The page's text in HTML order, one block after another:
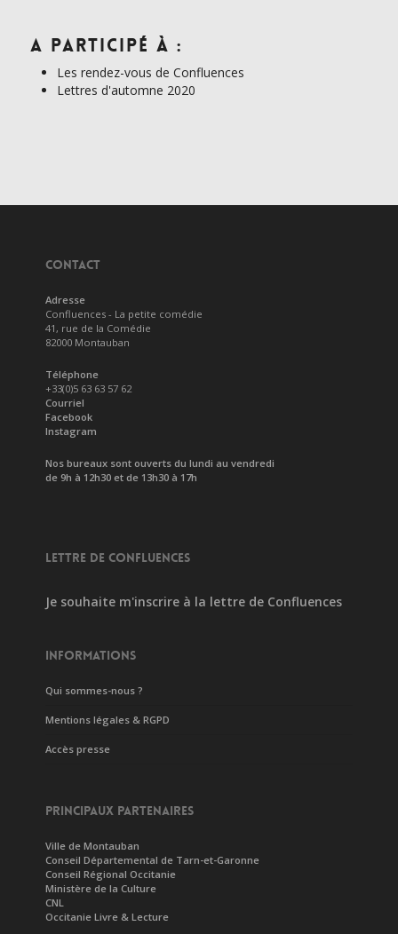
A participé à :
Les rendez-vous de Confluences
Lettres d'automne 2020
CONTACT
Adresse
Confluences - La petite comédie
41, rue de la Comédie
82000 Montauban
Téléphone
+33(0)5 63 63 57 62
Courriel
Facebook
Instagram
Nos bureaux sont ouverts du lundi au vendredi
de 9h à 12h30 et de 13h30 à 17h
LETTRE DE CONFLUENCES
Je souhaite m'inscrire à la lettre de Confluences
INFORMATIONS
Qui sommes-nous ?
Mentions légales & RGPD
Accès presse
PRINCIPAUX PARTENAIRES
Ville de Montauban
Conseil Départemental de Tarn-et-Garonne
Conseil Régional Occitanie
Ministère de la Culture
CNL
Occitanie Livre & Lecture